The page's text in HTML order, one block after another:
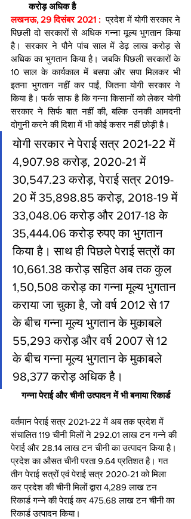
करोड़ अधिक है
लखनऊ, 29 दिसंबर 2021 : प्रदेश में योगी सरकार ने
पिछली दो सरकारों से अधिक गन्ना मूल्य भुगतान किया
है। सरकार ने पौने पांच साल में डेढ़ लाख करोड़ से
अधिक का भुगतान किया है। जबकि पिछली सरकारों के
10 साल के कार्यकाल में बसपा और सपा मिलकर भी
इतना भुगतान नहीं कर पाईं, जितना योगी सरकार ने
किया है। फर्क साफ है कि गन्ना किसानों को लेकर योगी
सरकार ने सिर्फ बात नहीं की, बल्कि उनकी आमदनी
दोगुनी करने की दिशा में भी कोई कसर नहीं छोड़ी है।
योगी सरकार ने पेराई सत्र 2021-22 में
4,907.98 करोड़, 2020-21 में
30,547.23 करोड़, पेराई सत्र 2019-
20 में 35,898.85 करोड़, 2018-19 में
33,048.06 करोड़ और 2017-18 के
35,444.06 करोड़ रुपए का भुगतान
किया है। साथ ही पिछले पेराई सत्रों का
10,661.38 करोड़ सहित अब तक कुल
1,50,508 करोड़ का गन्ना मूल्य भुगतान
कराया जा चुका है, जो वर्ष 2012 से 17
के बीच गन्ना मूल्य भुगतान के मुकाबले
55,293 करोड़ और वर्ष 2007 से 12
के बीच गन्ना मूल्य भुगतान के मुकाबले
98,377 करोड़ अधिक है।
गन्ना पेराई और चीनी उत्पादन में भी बनाया रिकार्ड
वर्तमान पेराई सत्र 2021-22 में अब तक प्रदेश में
संचालित 119 चीनी मिलों ने 292.01 लाख टन गन्ने की
पेराई और 28.14 लाख टन चीनी का उत्पादन किया है।
प्रदेश का औसत चीनी परता 9.64 प्रतिशत है। गत
तीन पेराई सत्रों एवं पेराई सत्र 2020-21 को मिला
कर प्रदेश की चीनी मिलों द्वारा 4,289 लाख टन
रिकार्ड गन्ने की पेराई कर 475.68 लाख टन चीनी का
रिकार्ड उत्पादन किया।